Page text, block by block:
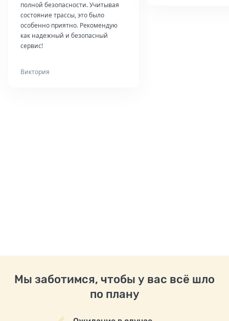
полной безопасности. Учитывая
состояние трассы, это было
особенно приятно. Рекомендую
как надежный и безопасный
сервис!
Виктория
Мы заботимся, чтобы у вас всё шло
по плану